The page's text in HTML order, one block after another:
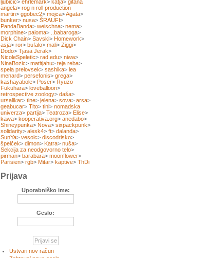
ljubičič> ehrlemark> katja> gitana
angela> rog n roll production
martin> ggobec2> mojca>Agata>
bunker> nusa> ŠRAUFI>
PandaBanda> weischna> nema>
morphine> paloma> ..babaroga>
Dick Chain> Savski> Homework>
asja> ror> bufalo> mali> Ziggi>
Dodo> Tjasa Jerak>
NicoleSpeletic> rad.edu> niwa>
NinaBozic> matitjahu> teja reba>
spela prelovsek> sashika> lea
menard> persefonis> grega>
kashayabole> Poser> Ryuzo
Fukuhara> loveballoon>
retrospective zoology> daša>
ursalikar> tine> jelena> sova> arsa>
geabucar> Tito> tini> nomadska
univerza> partija> Teatroza> Elise>
kawa> kooperativa.org> anedabo>
Shineypunka> Nova> sixpackpunk>
solidarity> alesk4> ft> dalanda>
SunYa> vesolc> discodrisko>
špelček> dimon> Katra> nuša>
Sekcija za neodgovorno telo>
pirman> barabara> moonflower>
Parisien> rgb> Mitar> kaptive> ThDi
Prijava
Uporabniško ime:
Geslo:
Ustvari nov račun